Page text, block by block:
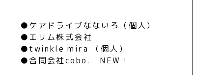
●ケアドライブなないろ（個人）
●エリム株式会社
●twinkle mira （個人）
●合同会社cobo. NEW！